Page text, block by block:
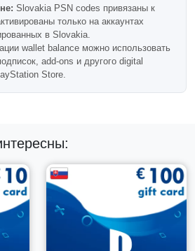
Учетная
карта PlayStation действительна
PSN, зарегистрированных в
купить карту PSN на
ценностью практичен для
магазина PlayStation, которые
баланс для крупных
платежей по подпискам,
Slovakia PSN codes привязаны к
только на аккаунтах
в Slovakia.
wallet balance можно использовать
add-ons и другого digital
Store.